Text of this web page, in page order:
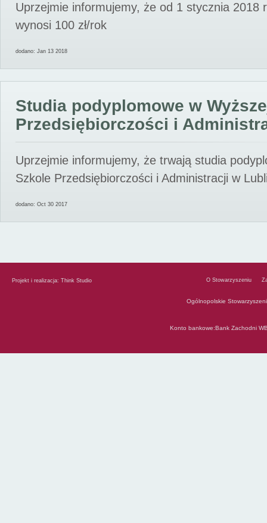
Uprzejmie informujemy, że od 1 stycznia 2018
wynosi 100 zł/rok
dodano: Jan 13 2018
Studia podyplomowe w
Przedsiębiorczości i
Uprzejmie informujemy, że trwają studia
Szkole Przedsiębiorczości i Administracji w
dodano: Oct 30 2017
Projekt i realizacja: Think Studio O Stowarzyszeniu
Ogólnopolskie
Konto bankowe:Bank Zachodni